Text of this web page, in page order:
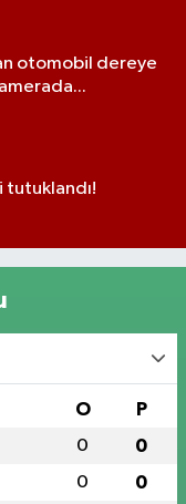
otomobil dereye
tutuklandı!
O P
0 0
0 0